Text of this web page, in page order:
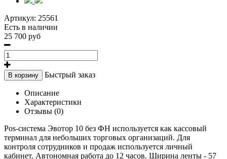
Артикул: 25561
Есть в наличии
25 700 руб
В корзину Быстрый заказ
Описание
Характеристики
Отзывы (0)
Pos-система Эвотор 10 без ФН используется как кассовый
терминал для небольших торговых организаций. Для
контроля сотрудников и продаж используется личный
кабинет. Автономная работа до 12 часов. Ширина ленты - 57